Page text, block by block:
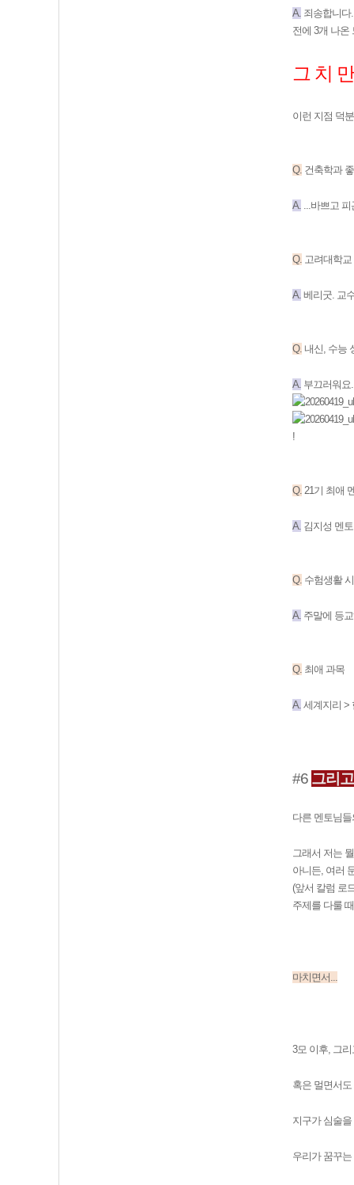
A. 죄송합니다
전에 3개 나온
그 치 만
이런 지점 덕
Q. 건축학과
A. ...바쁘고
Q. 고려대학교
A. 베리굿. 교
Q. 내신, 수능
A. 부끄러워요.
!
Q. 21기 최애
A. 김지성 멘
Q. 수험생활
A. 주말에 등
Q. 최애 과목
A. 세계지리 >
#6 그리
다른 멘토님
그래서 저는
아니든, 여러
(앞서 칼럼 로
주제를 다룰
마치면서...
3모 이후, 그
혹은 멀면서
지구가 심술
우리가 꿈꾸